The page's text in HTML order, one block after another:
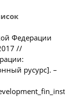
Федерации
//
русурс]. –